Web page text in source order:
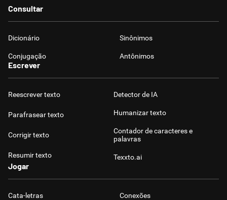
Consultar
Dicionário Sinônimos
Conjugação Antônimos
Escrever
Reescrever texto
Parafrasear texto
Corrigir texto
Resumir texto
Detector de IA
Humanizar texto
Contador de caracteres e
palavras
Texxto.ai
Jogar
Cata-letras Conexões